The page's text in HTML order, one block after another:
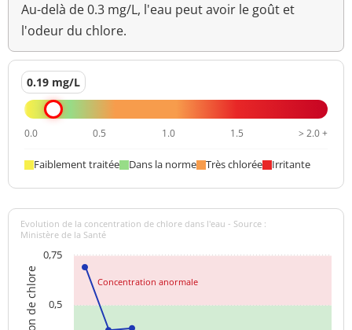
Au-delà de 0.3 mg/L, l'eau peut avoir le goût et
l'odeur du chlore.
0.19 mg/L
0.0 0.5 1.0 1.5 > 2.0 +
Faiblement traitée Dans la norme Très chlorée Irritante
Concentration anormale
Evolution de la concentration de chlore dans l'eau - Source :
Ministère de la Santé
0,5
0,75